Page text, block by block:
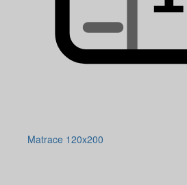
Matrace 120x200